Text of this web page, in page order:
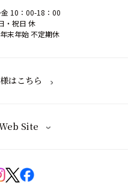
10：00-18：00
・祝日 休
末年始 不定期休
はこちら
Site